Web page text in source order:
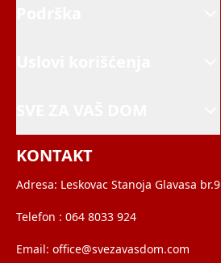
KONTAKT
Adresa: Leskovac Stanoja Glavasa br.9
Telefon : 064 8033 924
Email: office@svezavasdom.com